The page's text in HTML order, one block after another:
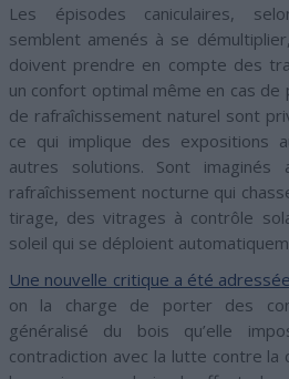
Les épisodes caniculaires,
semblent amenés à se
doivent prendre en compte des
un confort optimal même en cas de
de rafraîchissement naturel sont
ce qui implique des expositions
autres solutions. Sont
rafraîchissement nocturne qui
tirage, des vitrages à contrôle
soleil qui se déploient
Une nouvelle critique a été
on la charge de porter des
généralisé du bois qu’elle
contradiction avec la lutte contre la